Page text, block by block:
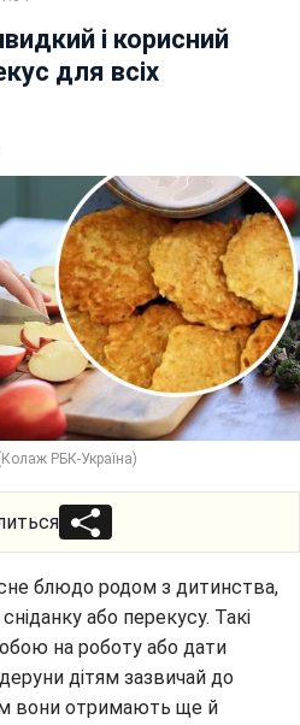
і корисний
для всіх
РБК-Україна)
блюдо родом з дитинства,
або перекусу. Такі
на роботу або дати
дітям зазвичай до
вони отримають ще й